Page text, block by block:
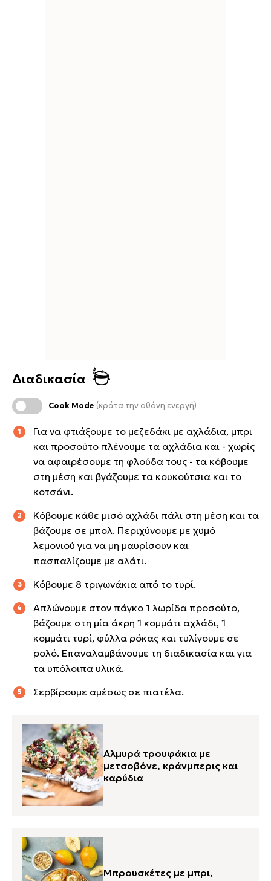
Διαδικασία
Cook Mode (κράτα την οθόνη ενεργή)
Για να φτιάξουμε το μεζεδάκι με αχλάδια, μπρι
και προσούτο πλένουμε τα αχλάδια και - χωρίς
να αφαιρέσουμε τη φλούδα τους - τα κόβουμε
στη μέση και βγάζουμε τα κουκούτσια και το
κοτσάνι.
Κόβουμε κάθε μισό αχλάδι πάλι στη μέση και τα
βάζουμε σε μπολ. Περιχύνουμε με χυμό
λεμονιού για να μη μαυρίσουν και
πασπαλίζουμε με αλάτι.
Κόβουμε 8 τριγωνάκια από το τυρί.
Απλώνουμε στον πάγκο 1 λωρίδα προσούτο,
βάζουμε στη μία άκρη 1 κομμάτι αχλάδι, 1
κομμάτι τυρί, φύλλα ρόκας και τυλίγουμε σε
ρολό. Επαναλαμβάνουμε τη διαδικασία και για
τα υπόλοιπα υλικά.
Σερβίρουμε αμέσως σε πιατέλα.
Αλμυρά τρουφάκια με
μετσοβόνε, κράνμπερις και
καρύδια
Μπρουσκέτες με μπρι,